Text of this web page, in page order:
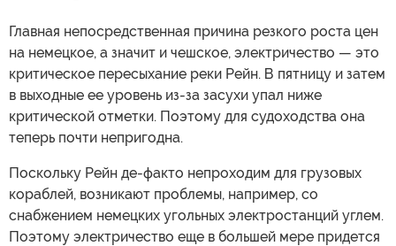
Главная непосредственная причина резкого роста цен
на немецкое, а значит и чешское, электричество — это
критическое пересыхание реки Рейн. В пятницу и затем
в выходные ее уровень из-за засухи упал ниже
критической отметки. Поэтому для судоходства она
теперь почти непригодна.
Поскольку Рейн де-факто непроходим для грузовых
кораблей, возникают проблемы, например, со
снабжением немецких угольных электростанций углем.
Поэтому электричество еще в большей мере придется